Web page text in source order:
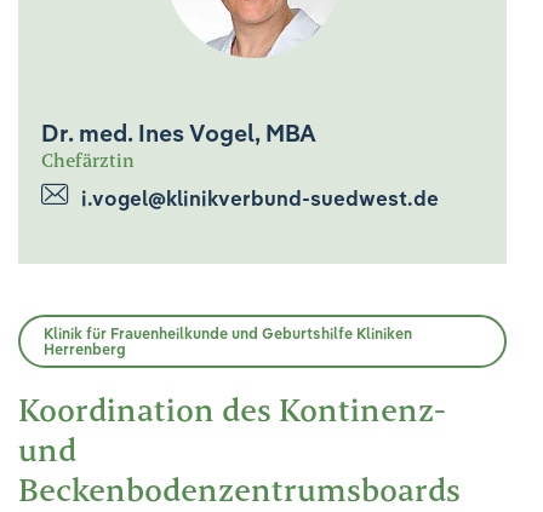
Dr. med. Ines Vogel, MBA
Chefärztin
i.vogel@klinikverbund-suedwest.de
Klinik für Frauenheilkunde und Geburtshilfe Kliniken
Herrenberg
Koordination des Kontinenz-
und
Beckenbodenzentrumsboards